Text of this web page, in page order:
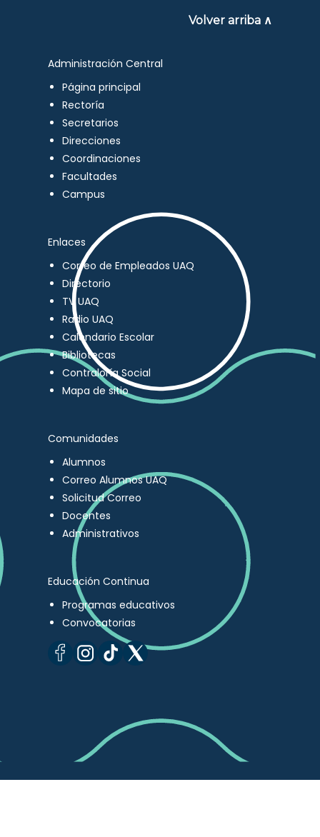
Volver arriba ∧
Administración Central
Página principal
Rectoría
Secretarios
Direcciones
Coordinaciones
Facultades
Campus
Enlaces
Correo de Empleados UAQ
Directorio
TV UAQ
Radio UAQ
Calendario Escolar
Bibliotecas
Contraloría Social
Mapa de sitio
Comunidades
Alumnos
Correo Alumnos UAQ
Solicitud Correo
Docentes
Administrativos
Educación Continua
Programas educativos
Convocatorias